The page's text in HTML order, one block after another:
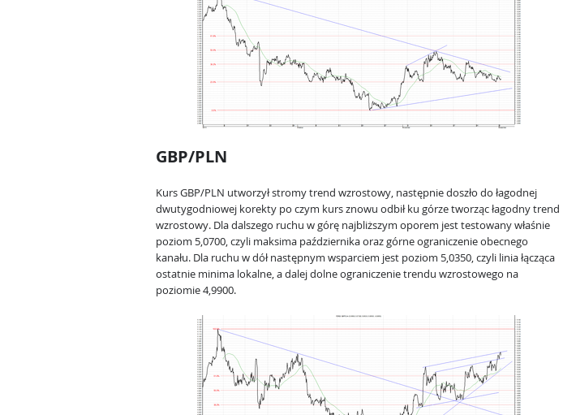
GBP/PLN
Kurs GBP/PLN utworzył stromy trend wzrostowy, następnie doszło do łagodnej
dwutygodniowej korekty po czym kurs znowu odbił ku górze tworząc łagodny trend
wzrostowy. Dla dalszego ruchu w górę najbliższym oporem jest testowany właśnie
poziom 5,0700, czyli maksima października oraz górne ograniczenie obecnego
kanału. Dla ruchu w dół następnym wsparciem jest poziom 5,0350, czyli linia łącząca
ostatnie minima lokalne, a dalej dolne ograniczenie trendu wzrostowego na
poziomie 4,9900.